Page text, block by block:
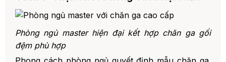
Phòng ngủ master hiện đại kết hợp chăn ga gối
đệm phù hợp